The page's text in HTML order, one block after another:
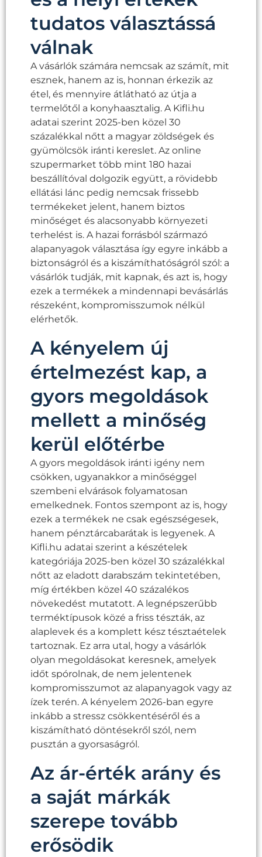
tudatos választássá
válnak
A vásárlók számára nemcsak az számít, mit
esznek, hanem az is, honnan érkezik az
étel, és mennyire átlátható az útja a
termelőtől a konyhaasztalig. A Kifli.hu
adatai szerint 2025-ben közel 30
százalékkal nőtt a magyar zöldségek és
gyümölcsök iránti kereslet. Az online
szupermarket több mint 180 hazai
beszállítóval dolgozik együtt, a rövidebb
ellátási lánc pedig nemcsak frissebb
termékeket jelent, hanem biztos
minőséget és alacsonyabb környezeti
terhelést is. A hazai forrásból származó
alapanyagok választása így egyre inkább a
biztonságról és a kiszámíthatóságról szól: a
vásárlók tudják, mit kapnak, és azt is, hogy
ezek a termékek a mindennapi bevásárlás
részeként, kompromisszumok nélkül
elérhetők.
A kényelem új
értelmezést kap, a
gyors megoldások
mellett a minőség
kerül előtérbe
A gyors megoldások iránti igény nem
csökken, ugyanakkor a minőséggel
szembeni elvárások folyamatosan
emelkednek. Fontos szempont az is, hogy
ezek a termékek ne csak egészségesek,
hanem pénztárcabarátak is legyenek. A
Kifli.hu adatai szerint a készételek
kategóriája 2025-ben közel 30 százalékkal
nőtt az eladott darabszám tekintetében,
míg értékben közel 40 százalékos
növekedést mutatott. A legnépszerűbb
terméktípusok közé a friss tészták, az
alaplevek és a komplett kész tésztaételek
tartoznak. Ez arra utal, hogy a vásárlók
olyan megoldásokat keresnek, amelyek
időt spórolnak, de nem jelentenek
kompromisszumot az alapanyagok vagy az
ízek terén. A kényelem 2026-ban egyre
inkább a stressz csökkentéséről és a
kiszámítható döntésekről szól, nem
pusztán a gyorsaságról.
Az ár-érték arány és
a saját márkák
szerepe tovább
erősödik